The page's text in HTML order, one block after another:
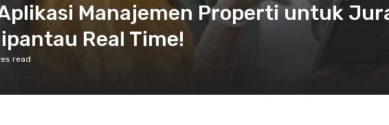
Manajemen Properti untuk
Real Time!
read